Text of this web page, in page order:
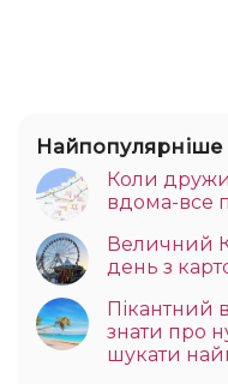
Найпопулярніше
Коли
вдома-все
Величний
день з
Пікантний
знати про
шукати